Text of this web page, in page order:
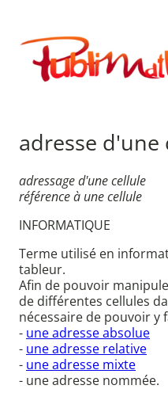
contenu
Publimath
adresse d'une
adressage d'une cellule
référence à une cellule
INFORMATIQUE
Terme utilisé en
tableur.
Afin de pouvoir
de différentes cellules
nécessaire de pouvoir y
- une adresse absolue
- une adresse relative
- une adresse mixte
- une adresse nommée.